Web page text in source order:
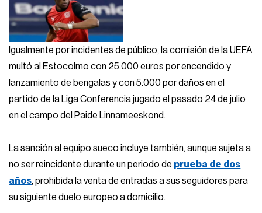
Igualmente por incidentes de público, la comisión de la UEFA
multó al Estocolmo con 25.000 euros por encendido y
lanzamiento de bengalas y con 5.000 por daños en el
partido de la Liga Conferencia jugado el pasado 24 de julio
en el campo del Paide Linnameeskond.
La sanción al equipo sueco incluye también, aunque sujeta a
no ser reincidente durante un periodo de prueba de dos
años, prohibida la venta de entradas a sus seguidores para
su siguiente duelo europeo a domicilio.